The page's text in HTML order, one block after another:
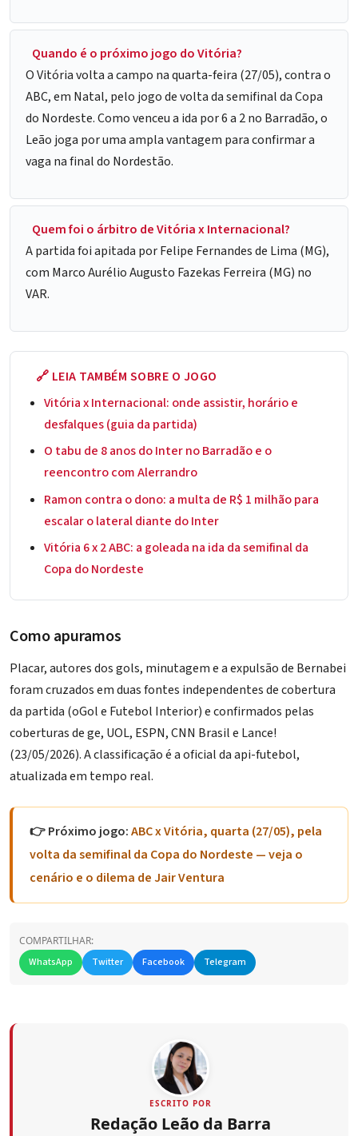
Quando é o próximo jogo do Vitória?
O Vitória volta a campo na quarta-feira (27/05), contra o
ABC, em Natal, pelo jogo de volta da semifinal da Copa
do Nordeste. Como venceu a ida por 6 a 2 no Barradão, o
Leão joga por uma ampla vantagem para confirmar a
vaga na final do Nordestão.
Quem foi o árbitro de Vitória x Internacional?
A partida foi apitada por Felipe Fernandes de Lima (MG),
com Marco Aurélio Augusto Fazekas Ferreira (MG) no
VAR.
🔗 LEIA TAMBÉM SOBRE O JOGO
Vitória x Internacional: onde assistir, horário e
desfalques (guia da partida)
O tabu de 8 anos do Inter no Barradão e o
reencontro com Alerrandro
Ramon contra o dono: a multa de R$ 1 milhão para
escalar o lateral diante do Inter
Vitória 6 x 2 ABC: a goleada na ida da semifinal da
Copa do Nordeste
Como apuramos
Placar, autores dos gols, minutagem e a expulsão de Bernabei
foram cruzados em duas fontes independentes de cobertura
da partida (oGol e Futebol Interior) e confirmados pelas
coberturas de ge, UOL, ESPN, CNN Brasil e Lance!
(23/05/2026). A classificação é a oficial da api-futebol,
atualizada em tempo real.
👉 Próximo jogo:ABC x Vitória, quarta (27/05), pela
volta da semifinal da Copa do Nordeste — veja o
cenário e o dilema de Jair Ventura
COMPARTILHAR:
WhatsApp
Twitter Facebook Telegram
ESCRITO POR
Redação Leão da Barra